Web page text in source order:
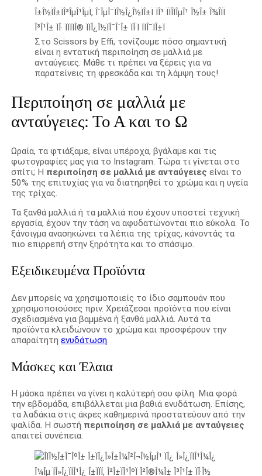
Στο Scissors by Effi, τονίζουμε πόσο σημαντική
είναι η εντατική περιποίηση σε μαλλιά με
ανταύγειες. Μάθε τι πρέπει να ξέρεις για να
παρατείνεις τη φρεσκάδα και τη λάμψη τους!
Περιποίηση σε μαλλιά με
ανταύγειες: Το Α και το Ω
Ωραία, τα φτιάξαμε, είναι υπέροχα, βγάλαμε και τις
φωτογραφίες μας για το Instagram. Τώρα τι γίνεται στο
σπίτι; Η περιποίηση σε μαλλιά με ανταύγειες είναι το
50% της επιτυχίας για να διατηρηθεί το χρώμα και η υγεία
της τρίχας.
Τα ξανθά μαλλιά ή τα μαλλιά που έχουν υποστεί τεχνική
εργασία, έχουν την τάση να αφυδατώνονται πιο εύκολα. Το
ξάνοιγμα ανασηκώνει τα λέπια της τρίχας, κάνοντάς τα
πιο επιρρεπή στην ξηρότητα και το σπάσιμο.
Εξειδικευμένα Προϊόντα
Δεν μπορείς να χρησιμοποιείς το ίδιο σαμπουάν που
χρησιμοποιούσες πριν. Χρειάζεσαι προϊόντα που είναι
σχεδιασμένα για βαμμένα ή ξανθά μαλλιά. Αυτά τα
προϊόντα κλειδώνουν το χρώμα και προσφέρουν την
απαραίτητηενυδάτωση.
Μάσκες και Έλαια
Η μάσκα πρέπει να γίνει η καλύτερή σου φίλη. Μια φορά
την εβδομάδα, επιβάλλεται μια βαθιά ενυδάτωση. Επίσης,
τα λαδάκια στις άκρες καθημερινά προστατεύουν από την
ψαλίδα. Η σωστή περιποίηση σε μαλλιά με ανταύγειες
απαιτεί συνέπεια.